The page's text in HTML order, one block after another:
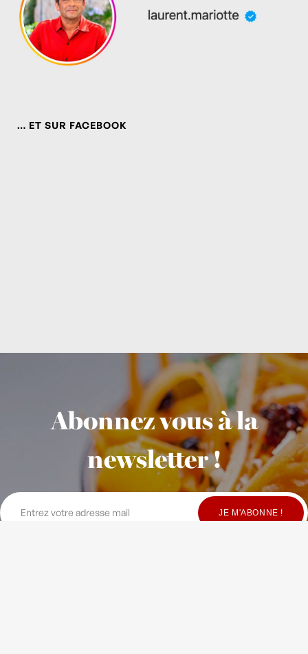
… ET SUR FACEBOOK
Abonnez vous à la
newsletter !